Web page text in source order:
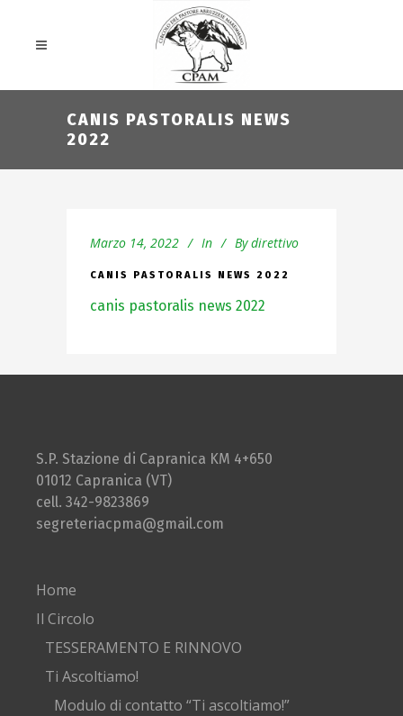
CANIS PASTORALIS NEWS
2022
Marzo 14, 2022 In By direttivo
CANIS PASTORALIS NEWS 2022
canis pastoralis news 2022
S.P. Stazione di Capranica KM 4+650
01012 Capranica (VT)
cell. 342-9823869
segreteriacpma@gmail.com
Home
Il Circolo
TESSERAMENTO E RINNOVO
Ti Ascoltiamo!
Modulo di contatto “Ti ascoltiamo!”